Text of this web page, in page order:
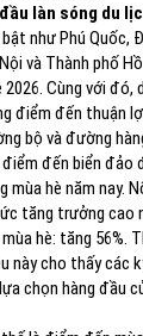
làn sóng du
như Phú Quốc,
và Thành phố
Cùng với đó,
điểm đến thuận
bộ và đường
đến biển đảo
mùa hè năm nay.
tăng trưởng cao
hè: tăng 56%.
này cho thấy các
chọn hàng đầu